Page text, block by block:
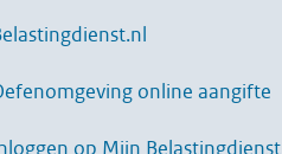
online aangifte
op Mijn Belastingdienst